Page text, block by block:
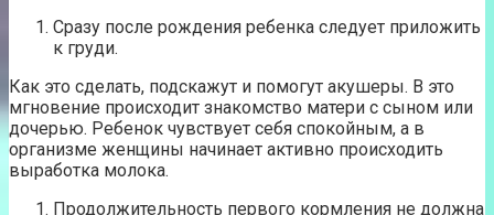
Сразу после рождения ребенка следует приложить
к груди.
Как это сделать, подскажут и помогут акушеры. В это
мгновение происходит знакомство матери с сыном или
дочерью. Ребенок чувствует себя спокойным, а в
организме женщины начинает активно происходить
выработка молока.
Продолжительность первого кормления не должна